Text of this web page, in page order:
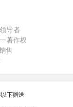
导者
著作权
售
下赠送